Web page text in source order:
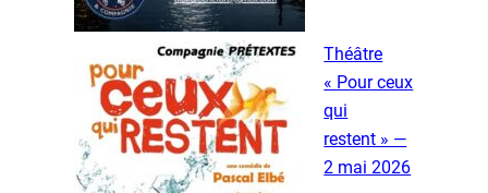
Théâtre
« Pour ceux
qui
restent » —
2 mai 2026